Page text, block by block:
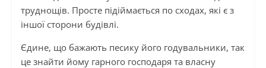
труднощів. Просте підіймається по сходах, які є з
іншої сторони будівлі.
Єдине, що бажають песику його годувальники, так
це знайти йому гарного господаря та власну